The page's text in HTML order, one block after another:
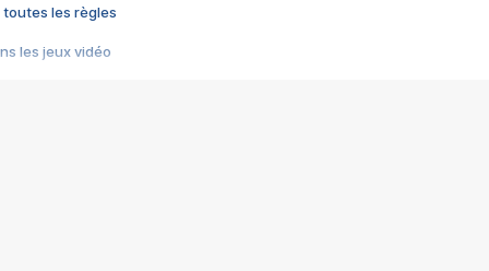
toutes les règles
les jeux vidéo